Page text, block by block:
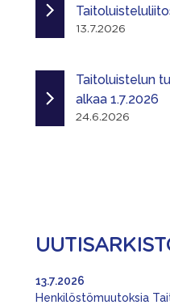
13.7.2026
Taitoluistelun
alkaa 1.7.2026
24.6.2026
Henkilöstömuutoksia
13.7.2026